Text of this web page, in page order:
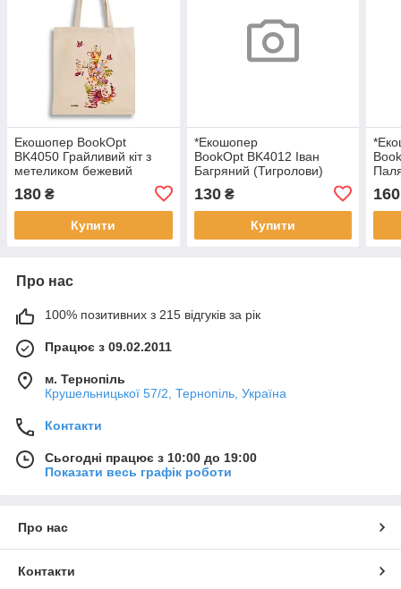
Екошопер BookOpt
BK4050 Грайливий кіт з
метеликом бежевий
180 ₴
Купити
*Екошопер
BookOpt BK4012 Іван
Багряний (Тигролови)
щастя" бежевий
130₴
Купити
160
Про нас
100% позитивних з 215 відгуків за рік
Працює з 09.02.2011
м. Тернопіль
Крушельницької 57/2, Тернопіль, Україна
Контакти
Сьогодні працює з 10:00 до 19:00
Показати весь графік роботи
Про нас
Контакти